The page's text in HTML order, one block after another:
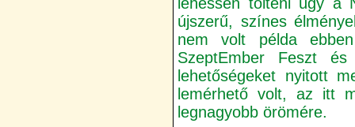
újszerű, színes
nem volt példa
SzeptEmber Feszt
lehetőségeket nyitott
lemérhető volt, az itt
legnagyobb örömére.